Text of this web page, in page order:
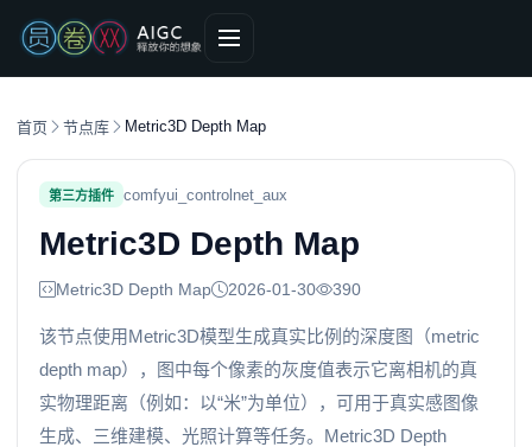
首页 节点库 Metric3D Depth Map
第三方插件 comfyui_controlnet_aux
Metric3D Depth Map
Metric3D Depth Map 2026-01-30 390
该节点使用Metric3D模型生成真实比例的深度图（metric
depth map），图中每个像素的灰度值表示它离相机的真
实物理距离（例如：以“米”为单位），可用于真实感图像
生成、三维建模、光照计算等任务。Metric3D Depth